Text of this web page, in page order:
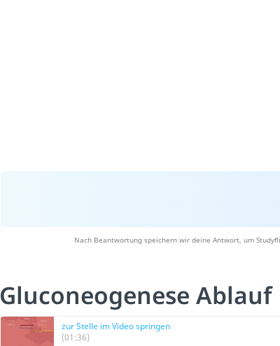
Nach Beantwortung speichern wir deine Antwort, um
Gluconeogenese Ablauf
zur Stelle im Video springen
(01:36)